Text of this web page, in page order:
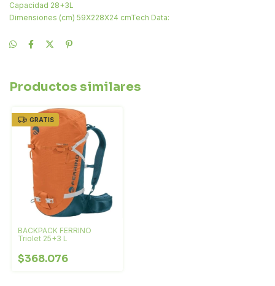
Capacidad 28+3L
Dimensiones (cm) 59X228X24 cmTech Data:
Productos similares
GRATIS
BACKPACK FERRINO
Triolet 25+3 L
$368.076